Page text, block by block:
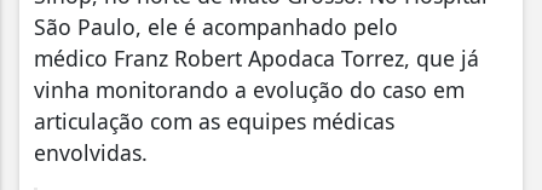
São Paulo, ele é acompanhado pelo
médico Franz Robert Apodaca Torrez, que já
vinha monitorando a evolução do caso em
articulação com as equipes médicas
envolvidas.